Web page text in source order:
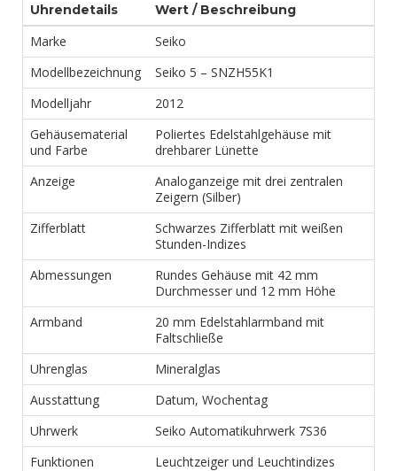
Uhrendetails Wert / Beschreibung
Marke
Seiko
Modellbezeichnung
Seiko 5 – SNZH55K1
Modelljahr
2012
Gehäusematerial
und Farbe
Poliertes Edelstahlgehäuse mit
drehbarer Lünette
Anzeige
Analoganzeige mit drei zentralen
Zeigern (Silber)
Zifferblatt
Schwarzes Zifferblatt mit weißen
Stunden-Indizes
Abmessungen
Rundes Gehäuse mit 42 mm
Durchmesser und 12 mm Höhe
Armband
20 mm Edelstahlarmband mit
Faltschließe
Uhrenglas
Mineralglas
Ausstattung
Datum, Wochentag
Uhrwerk
Seiko Automatikuhrwerk 7S36
Funktionen
Leuchtzeiger und Leuchtindizes